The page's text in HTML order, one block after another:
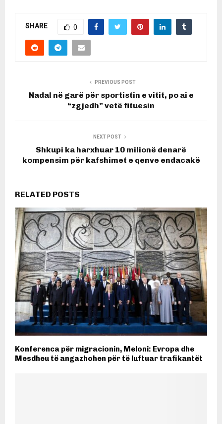
SHARE 0
PREVIOUS POST
Nadal në garë për sportistin e vitit, po ai e
“zgjedh” vetë fituesin
NEXT POST
Shkupi ka harxhuar 10 milionë denarë
kompensim për kafshimet e qenve endacakë
RELATED POSTS
Konferenca për migracionin, Meloni: Evropa dhe
Mesdheu të angazhohen për të luftuar trafikantët